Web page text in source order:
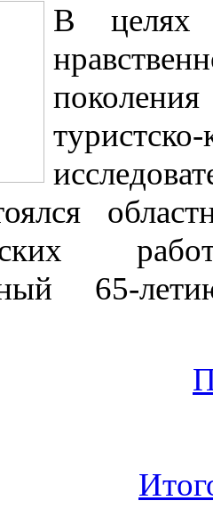
В целях
65-